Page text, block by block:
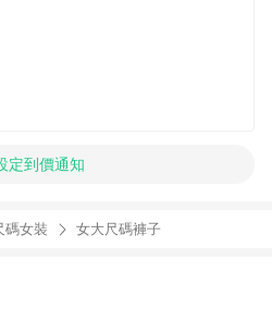
定到價通知
碼女裝 女大尺碼褲子